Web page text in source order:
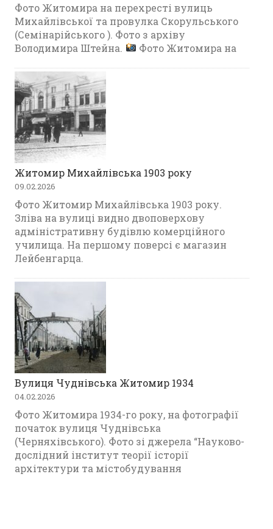
Фото Житомира на перехресті вулиць
Михайлівської та провулка Скорульського
(Семінарійського ). Фото з архіву
Володимира Штейна.
Фото Житомира на
Житомир Михайлівська 1903 року
09.02.2026
Фото Житомир Михайлівська 1903 року.
Зліва на вулиці видно двоповерхову
адміністративну будівлю комерційного
училища. На першому поверсі є магазин
Лейбенгарца.
Вулиця Чуднівська Житомир 1934
04.02.2026
Фото Житомира 1934-го року, на фотографії
початок вулиця Чуднівська
(Черняхівського). Фото зі джерела “Науково-
дослідний інститут теорії історії
архітектури та містобудування